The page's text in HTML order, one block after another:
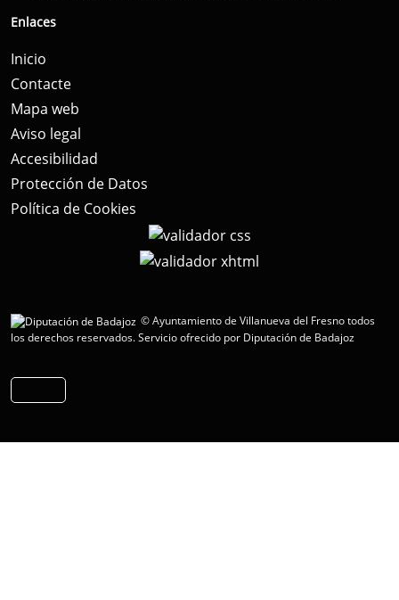
Enlaces
Inicio
Contacte
Mapa web
Aviso legal
Accesibilidad
Protección de Datos
Política de Cookies
© Ayuntamiento de Villanueva del Fresno todos
los derechos reservados.Servicio ofrecido por Diputación de Badajoz